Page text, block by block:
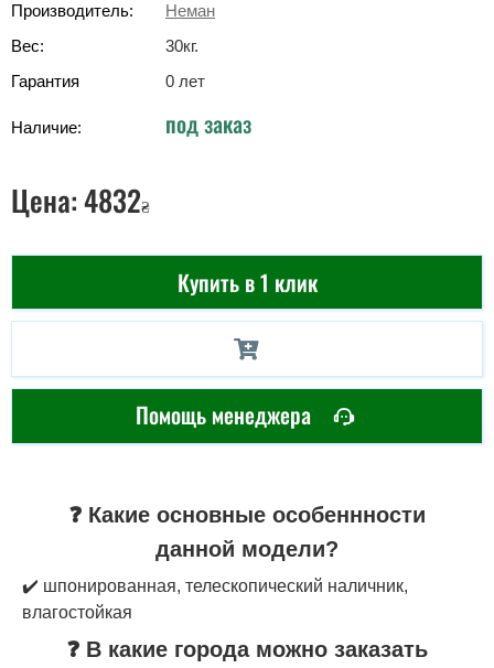
Производитель:
Неман
Вес:
30кг.
Гарантия
0 лет
Наличие: под заказ
Цена:4832₴
Купить в 1 клик
Помощь менеджера
❓ Какие основные особеннности
данной модели?
✔️ шпонированная, телескопический наличник,
влагостойкая
❓ В какие города можно заказать